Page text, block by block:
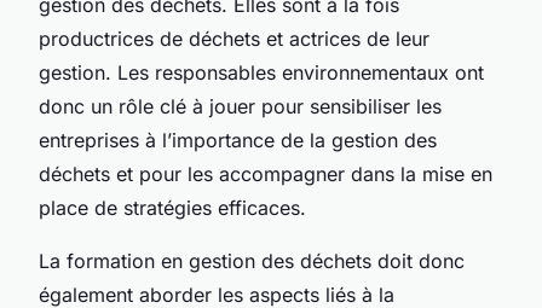
productrices de déchets et actrices de leur
gestion. Les responsables environnementaux ont
donc un rôle clé à jouer pour sensibiliser les
entreprises à l’importance de la gestion des
déchets et pour les accompagner dans la mise en
place de stratégies efficaces.
La formation en gestion des déchets doit donc
également aborder les aspects liés à la